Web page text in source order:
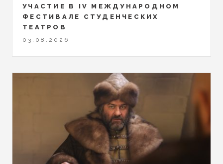
УЧАСТИЕ В IV МЕЖДУНАРОДНОМ
ФЕСТИВАЛЕ СТУДЕНЧЕСКИХ
ТЕАТРОВ
03.08.2026